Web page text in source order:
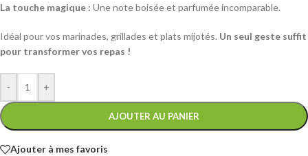
La touche magique : Une note boisée et parfumée incomparable.
Idéal pour vos marinades, grillades et plats mijotés. Un seul geste suffit
pour transformer vos repas !
- +
AJOUTER AU PANIER
Ajouter à mes favoris